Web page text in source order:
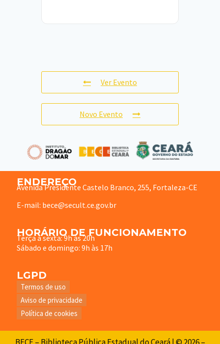
Ver Evento
Novo Evento
ENDEREÇO
Avenida Presidente Castelo Branco, 255, Fortaleza-CE
E-mail: bece@secult.ce.gov.br
HORÁRIO DE FUNCIONAMENTO
Terça à sexta: 9h às 20h
Sábado e domingo: 9h às 17h
LGPD
Termos de uso
Aviso de privacidade
Política de cookies